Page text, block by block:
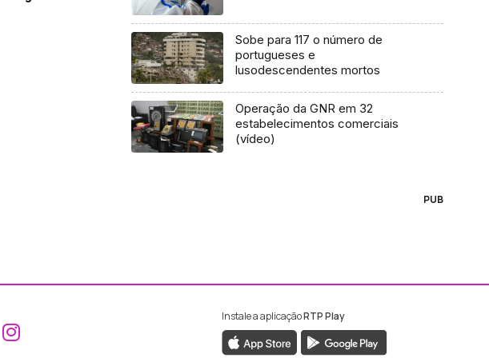
Sobe para 117 o número de
portugueses e
lusodescendentes mortos
Operação da GNR em 32
estabelecimentos comerciais
(vídeo)
PUB
Aceder ao Facebook da RTP Madeira
Aceder ao Instagram da RTP Madeira
Instale a aplicaçãoRTP Play